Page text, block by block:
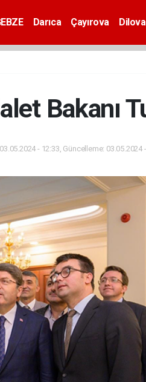
Darıca Çayırova
Bakanı
03.05.2024 - 12:33, Güncelleme: 03.05.2024